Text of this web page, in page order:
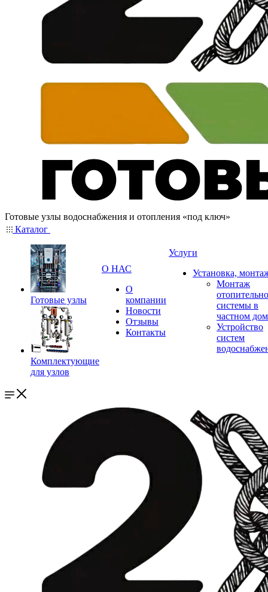
Готовые узлы водоснабжения и отопления «под ключ»
Каталог
Готовые узлы
Комплектующие
для узлов
О НАС
О
компании
Новости
Отзывы
Контакты
Услуги
Установка,
Монтаж
системы в
частном
Устройство
систем